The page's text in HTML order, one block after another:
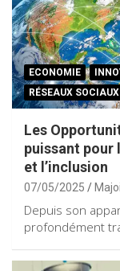
ECONOMIE
RÉSEAUX SOCIAUX
Les
puissant pour
et l’inclusion
07/05/2025
Depuis son
profondément